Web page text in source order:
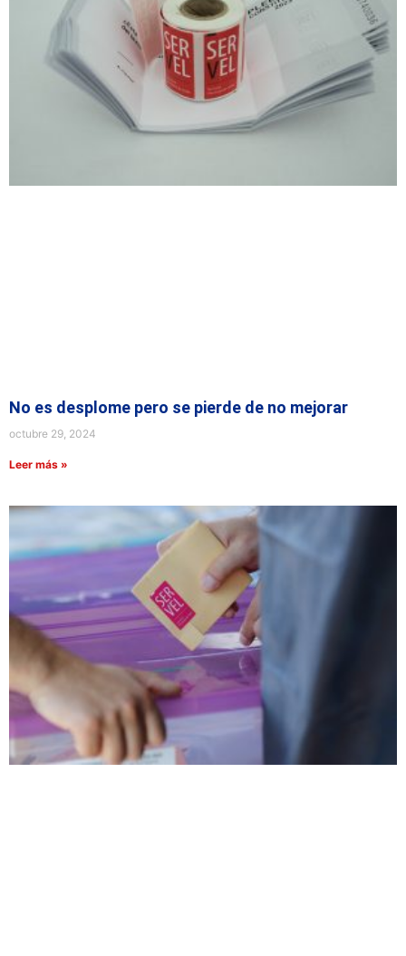
No es desplome pero se pierde de no mejorar
octubre 29, 2024
Leer más »